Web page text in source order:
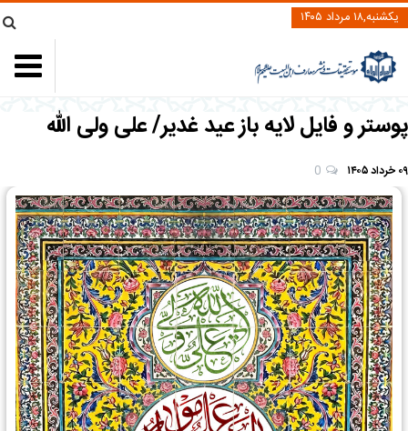
یکشنبه,۱۸ مرداد ۱۴۰۵
پوستر و فایل لایه باز عید غدیر/ علی ولی الله
۰۹ خرداد ۱۴۰۵ 0